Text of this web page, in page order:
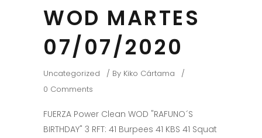
WOD MARTES
07/07/2020
Uncategorized By Kiko Cártama
0 Comments
FUERZA Power Clean WOD "RAFUNO´S
BIRTHDAY" 3 RFT: 41 Burpees 41 KBS 41 Squat